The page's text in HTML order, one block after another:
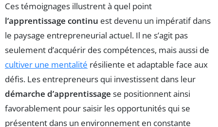
Ces témoignages illustrent à quel point
l’apprentissage continu est devenu un impératif dans
le paysage entrepreneurial actuel. Il ne s’agit pas
seulement d’acquérir des compétences, mais aussi de
cultiver une mentalité résiliente et adaptable face aux
défis. Les entrepreneurs qui investissent dans leur
démarche d’apprentissage se positionnent ainsi
favorablement pour saisir les opportunités qui se
présentent dans un environnement en constante